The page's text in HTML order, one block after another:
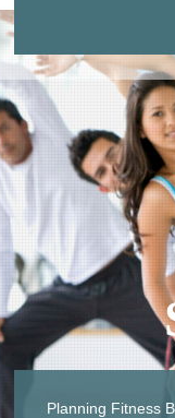
Planning Fitness